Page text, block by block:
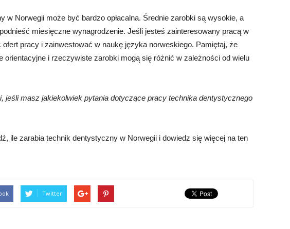
w Norwegii może być bardzo opłacalna. Średnie zarobki są wysokie, a
miesięczne wynagrodzenie. Jeśli jesteś zainteresowany pracą w
pracy i zainwestować w naukę języka norweskiego. Pamiętaj, że
orientacyjne i rzeczywiste zarobki mogą się różnić w zależności od wielu
jeśli masz jakiekolwiek pytania dotyczące pracy technika dentystycznego
ile zarabia technik dentystyczny w Norwegii i dowiedz się więcej na ten
Twitter